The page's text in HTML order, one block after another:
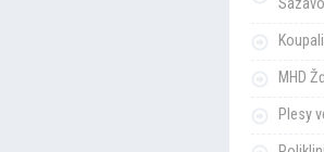
MHD
Plesy